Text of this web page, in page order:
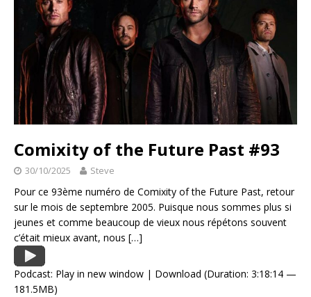
Comixity of the Future Past #93
30/10/2025 Steve
Pour ce 93ème numéro de Comixity of the Future Past, retour
sur le mois de septembre 2005. Puisque nous sommes plus si
jeunes et comme beaucoup de vieux nous répétons souvent
c’était mieux avant, nous […]
Podcast: Play in new window | Download (Duration: 3:18:14 —
181.5MB)